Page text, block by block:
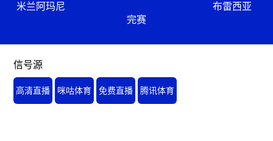
米兰阿玛尼
完赛
布雷西亚
信号源
高清直播 咪咕体育 免费直播 腾讯体育